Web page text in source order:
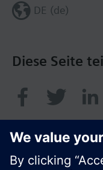
Diese Seite
DE (de)